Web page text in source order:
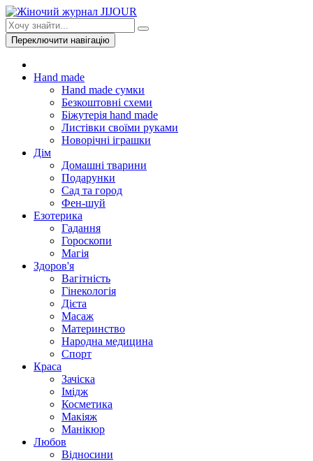
Переключити навігацію
Hand made
Hand made сумки
Безкоштовні схеми
Біжутерія hand made
Листівки своїми руками
Новорічні іграшки
Дім
Домашні тварини
Подарунки
Сад та город
Фен-шуй
Езотерика
Гадання
Гороскопи
Магія
Здоров'я
Вагітність
Гінекологія
Дієта
Масаж
Материнство
Народна медицина
Спорт
Краса
Зачіска
Імідж
Косметика
Макіяж
Манікюр
Любов
Відносини